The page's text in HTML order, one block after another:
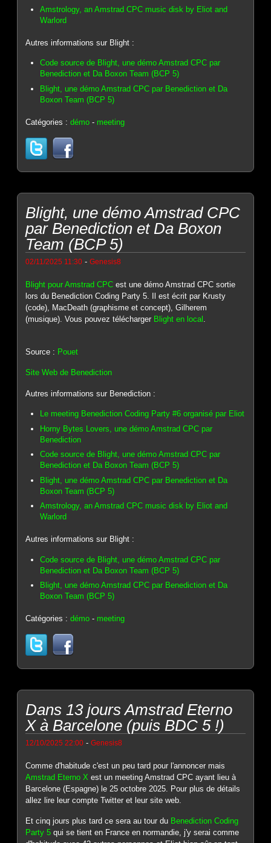
Amstrology, an Amstrad CPC music disk by Eliot and
Warlord
Autres informations sur Blight :
Code source de Blight, une démo Amstrad CPC par
Benediction et Da Boxon Team (BCP 5)
Blight, une démo Amstrad CPC par Benediction et Da
Boxon Team (BCP 5)
Catégories :démo - meeting
Blight, une démo Amstrad CPC
par Benediction et Da Boxon
Team (BCP 5)
02/11/2025 11:30 -Genesis8
Blight pour Amstrad CPC est une démo Amstrad CPC sortie
lors du Benediction Coding Party 5. Il est écrit par Krusty
(code), MacDeath (graphisme et concept), Gilherem
(musique). Vous pouvez télécharger Blight en local .
Source : Pouet
Site Web de Benediction
Autres informations sur Benediction :
Le meeting Benediction Coding Party #6 organisé par Eliot
Horny Bytes Lovers, une démo Amstrad CPC par
Benediction
Code source de Blight, une démo Amstrad CPC par
Benediction et Da Boxon Team (BCP 5)
Blight, une démo Amstrad CPC par Benediction et Da
Boxon Team (BCP 5)
Amstrology, an Amstrad CPC music disk by Eliot and
Warlord
Autres informations sur Blight :
Code source de Blight, une démo Amstrad CPC par
Benediction et Da Boxon Team (BCP 5)
Blight, une démo Amstrad CPC par Benediction et Da
Boxon Team (BCP 5)
Catégories :démo - meeting
Dans 13 jours Amstrad Eterno
X à Barcelone (puis BDC 5 !)
12/10/2025 22:00 -Genesis8
Comme d'habitude c'est un peu tard pour l'annoncer mais
Amstrad Eterno Xest un meeting Amstrad CPC ayant lieu à
Barcelone (Espagne) le 25 octobre 2025. Pour plus de détails
allez lire leur compte Twitter et leur site web.
Et cinq jours plus tard ce sera au tour du Benediction Coding
Party 5 qui se tient en France en normandie, j'y serai comme